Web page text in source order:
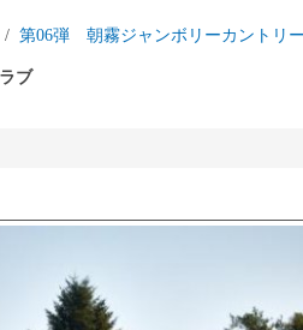
第06弾 朝霧ジャンボリーカントリ
ブ